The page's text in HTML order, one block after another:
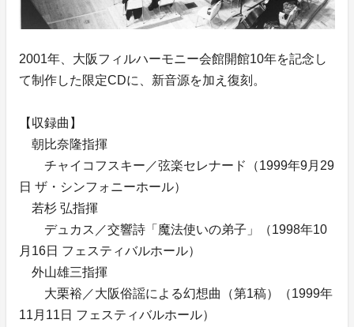
2001年、大阪フィルハーモニー会館開館10年を記念し
て制作した限定CDに、新音源を加え復刻。
【収録曲】
朝比奈隆指揮
チャイコフスキー／弦楽セレナード（1999年9月29
日 ザ・シンフォニーホール）
若杉 弘指揮
デュカス／交響詩「魔法使いの弟子」（1998年10
月16日 フェスティバルホール）
外山雄三指揮
大栗裕／大阪俗謡による幻想曲（第1稿）（1999年
11月11日 フェスティバルホール）